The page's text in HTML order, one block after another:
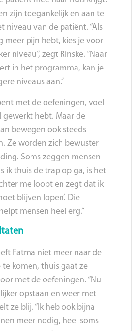
zijn toegankelijk en aan te
niveau van de patiënt. “Als
meer pijn hebt, kies je voor
niveau”, zegt Rinske. “Naar
in het programma, kan je
niveaus aan.”
met de oefeningen, voel
gewerkt hebt. Maar de
bewegen ook steeds
Ze worden zich bewuster
Soms zeggen mensen
ik thuis de trap op ga, is het
me loopt en zegt dat ik
blijven lopen’. Die
mensen heel erg.”
Fatma niet meer naar de
te komen, thuis gaat ze
met de oefeningen. “Nu
opstaan en weer met
ze blij. “Ik heb ook bijna
meer nodig, heel soms